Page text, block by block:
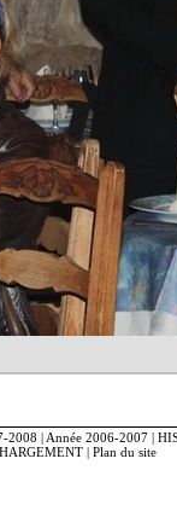
2008 | Année 2006-2007 |
| Plan du site